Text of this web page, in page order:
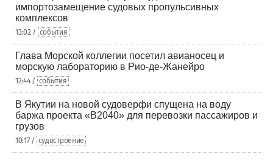
импортозамещение судовых пропульсивных
комплексов
13:02 / события
Глава Морской коллегии посетил авианосец и
морскую лабораторию в Рио-де-Жанейро
12:44 / события
В Якутии на новой судоверфи спущена на воду
баржа проекта «В2040» для перевозки пассажиров и
грузов
10:17 / судостроение